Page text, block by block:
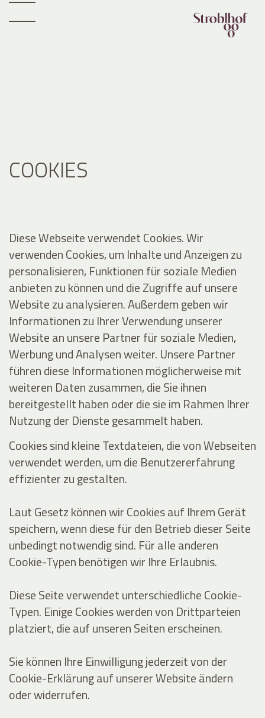
COOKIES
Diese Webseite verwendet Cookies. Wir
verwenden Cookies, um Inhalte und Anzeigen zu
personalisieren, Funktionen für soziale Medien
anbieten zu können und die Zugriffe auf unsere
Website zu analysieren. Außerdem geben wir
Informationen zu Ihrer Verwendung unserer
Website an unsere Partner für soziale Medien,
Werbung und Analysen weiter. Unsere Partner
führen diese Informationen möglicherweise mit
weiteren Daten zusammen, die Sie ihnen
bereitgestellt haben oder die sie im Rahmen Ihrer
Nutzung der Dienste gesammelt haben.
Cookies sind kleine Textdateien, die von Webseiten
verwendet werden, um die Benutzererfahrung
effizienter zu gestalten.
Laut Gesetz können wir Cookies auf Ihrem Gerät
speichern, wenn diese für den Betrieb dieser Seite
unbedingt notwendig sind. Für alle anderen
Cookie-Typen benötigen wir Ihre Erlaubnis.
Diese Seite verwendet unterschiedliche Cookie-
Typen. Einige Cookies werden von Drittparteien
platziert, die auf unseren Seiten erscheinen.
Sie können Ihre Einwilligung jederzeit von der
Cookie-Erklärung auf unserer Website ändern
oder widerrufen.